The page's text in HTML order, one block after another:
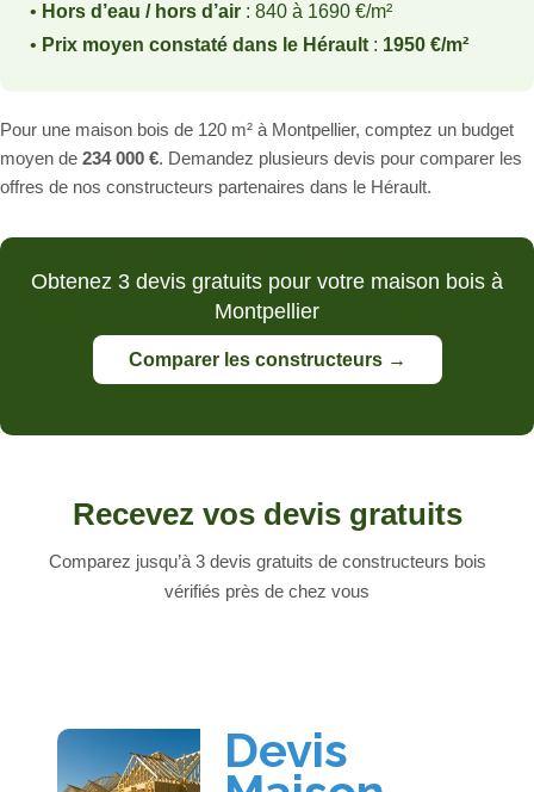
• Hors d’eau / hors d’air : 840 à 1690 €/m²
• Prix moyen constaté dans le Hérault : 1950 €/m²
Pour une maison bois de 120 m² à Montpellier, comptez un budget
moyen de 234 000 €. Demandez plusieurs devis pour comparer les
offres de nos constructeurs partenaires dans le Hérault.
Obtenez 3 devis gratuits pour votre maison bois à
Montpellier
Comparer les constructeurs →
Recevez vos devis gratuits
Comparez jusqu’à 3 devis gratuits de constructeurs bois
vérifiés près de chez vous